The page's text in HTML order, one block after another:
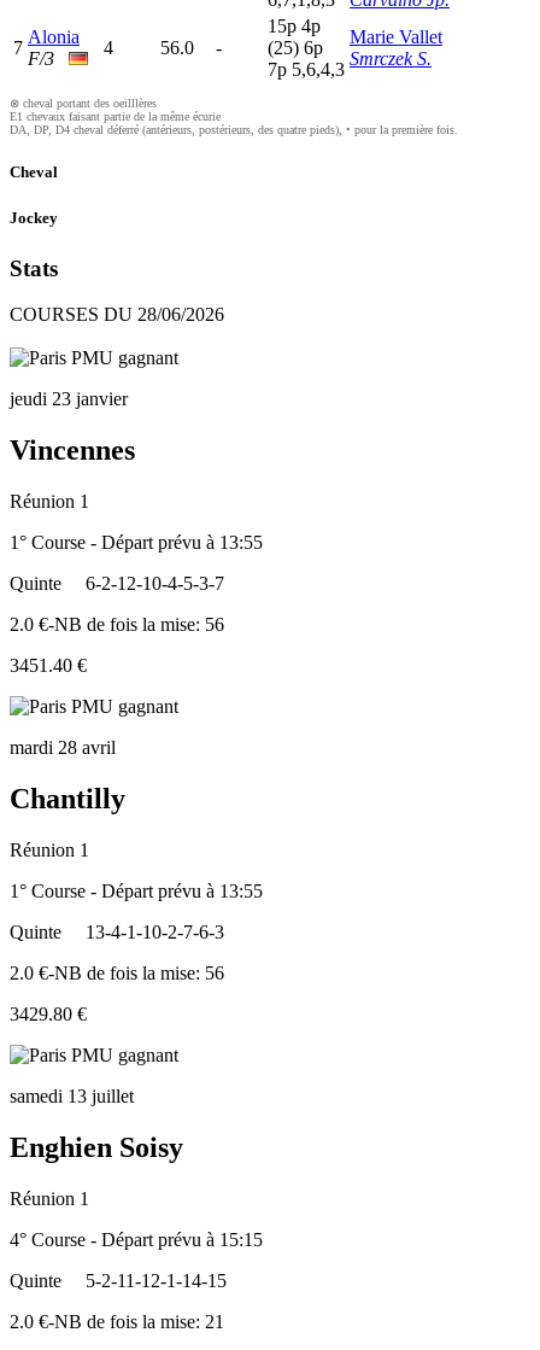
7
Alonia
F/3
4 56.0 -
15p 4p
(25) 6p
7p 5,6,4,3
Marie Vallet
Smrczek S.
⊗ cheval portant des oeilllères
E1 chevaux faisant partie de la même écurie
DA, DP, D4 cheval déferré (antérieurs, postérieurs, des quatre pieds), • pour la première fois.
Cheval
Jockey
Stats
COURSES DU 28/06/2026
jeudi 23 janvier
Vincennes
Réunion 1
1° Course - Départ prévu à 13:55
Quinte
6-2-12-10-4-5-3-7
2.0 €-NB de fois la mise: 56
3451.40 €
mardi 28 avril
Chantilly
Réunion 1
1° Course - Départ prévu à 13:55
Quinte
13-4-1-10-2-7-6-3
2.0 €-NB de fois la mise: 56
3429.80 €
samedi 13 juillet
Enghien Soisy
Réunion 1
4° Course - Départ prévu à 15:15
Quinte
5-2-11-12-1-14-15
2.0 €-NB de fois la mise: 21